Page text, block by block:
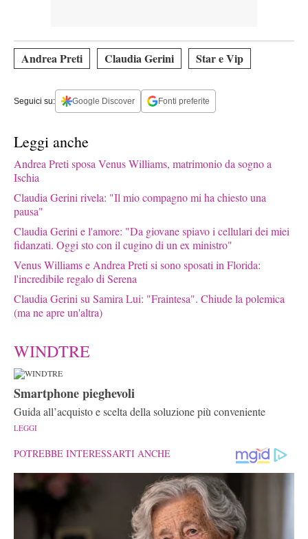
Andrea Preti Claudia Gerini Star e Vip
Seguici su: Google Discover Fonti preferite
Leggi anche
Andrea Preti sposa Venus Williams, matrimonio da sogno a
Ischia
Claudia Gerini rivela: "Il mio compagno mi ha chiesto una
pausa"
Claudia Gerini e l'amore: "Da giovane spiavo i cellulari dei miei
fidanzati. Oggi sto con il cugino di un ex ministro"
Venus Williams e Andrea Preti si sono sposati in Florida:
l'incredibile regalo di Serena
Claudia Gerini su Samira Lui: "Fraintesa". Chiude la polemica
(ma ne apre un'altra)
WINDTRE
Smartphone pieghevoli
Guida all’acquisto e scelta della soluzione più conveniente
LEGGI